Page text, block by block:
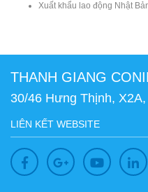
Xuất khẩu lao động Nhật
THANH GIANG
30/46 Hưng Thịnh,
LIÊN KẾT WEBSITE